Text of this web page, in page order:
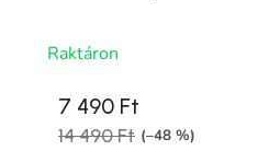
Raktáron
7 490 Ft
14 490 Ft (–48 %)